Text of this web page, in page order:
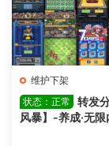
维护下架
状态：正常
转发
风暴】-养成·无限